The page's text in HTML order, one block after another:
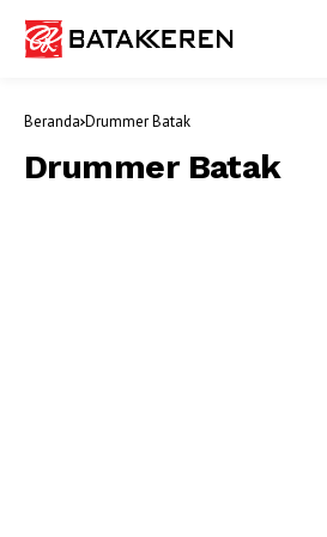
Beranda Drummer Batak
Drummer Batak